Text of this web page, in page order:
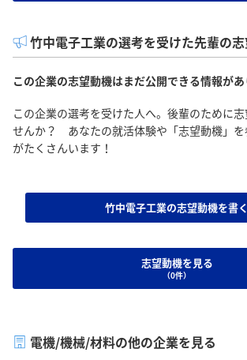
竹中電子工業の選考を受けた先輩の
この企業の志望動機はまだ公開できる情報が
この企業の選考を受けた人へ。後輩のために
せんか？ あなたの就活体験や「志望動機」を
がたくさんいます！
竹中電子工業の志望動機を書く
志望動機を見る
（0件）
電機/機械/材料の他の企業を見る